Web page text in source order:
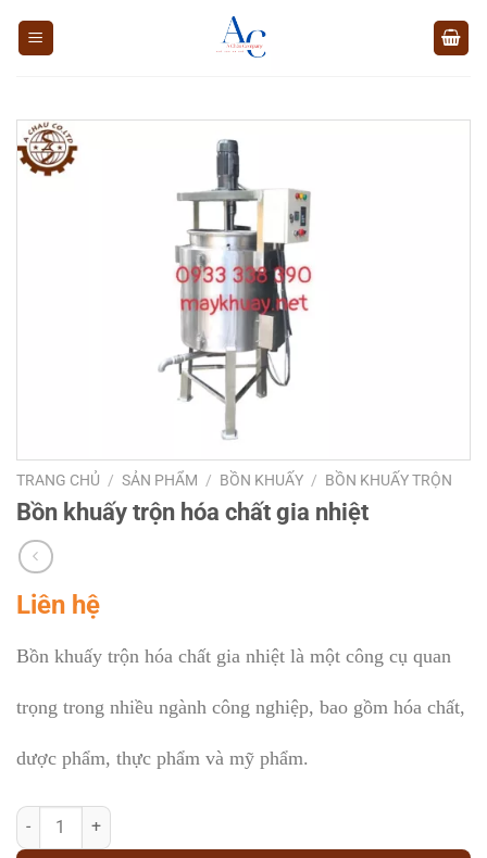
TRANG CHỦ / SẢN PHẨM / BỒN KHUẤY / BỒN KHUẤY TRỘN
Bồn khuấy trộn hóa chất gia nhiệt
Liên hệ
Bồn khuấy trộn hóa chất gia nhiệt là một công cụ quan
trọng trong nhiều ngành công nghiệp, bao gồm hóa chất,
dược phẩm, thực phẩm và mỹ phẩm.
Bồn khuấy trộn hóa chất gia nhiệt số lượng